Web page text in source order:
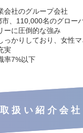
会社のグループ会社
市、110,000名のグロー
ーに圧倒的な強み
っかりしており、女性
実
率7%以下
取扱い紹介会社